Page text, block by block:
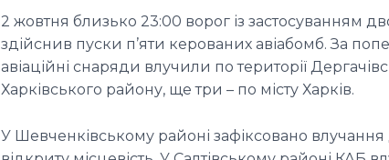
2 жовтня близько 23:00 ворог із застосуванням
здійснив пуски п’яти керованих авіабомб. За
авіаційні снаряди влучили по території
Харківського району, ще три – по місту Харків.
У Шевченківському районі зафіксовано влучання